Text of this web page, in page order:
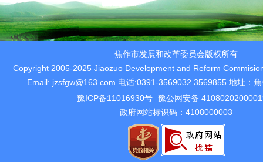
焦作市发展和改革委员会版权所有
Copyright 2005-2025 Jiaozuo Development and Reform
Email: jzsfgw@163.com 电话:0391-3569032 3569855 地址：
豫ICP备11016930号 豫公网安备
政府网站标识码：4108000003